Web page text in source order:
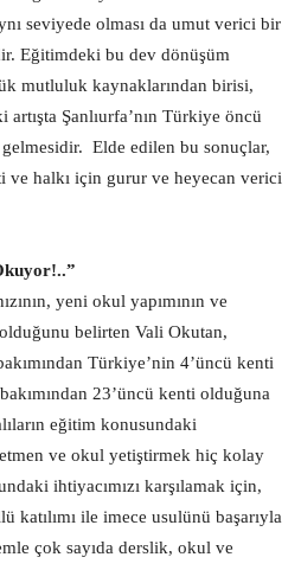
seviyede olması da umut verici bir
Eğitimdeki bu dev dönüşüm
mutluluk kaynaklarından birisi,
artışta Şanlıurfa’nın Türkiye öncü
Elde edilen bu sonuçlar,
ve halkı için gurur ve heyecan verici
yeni okul yapımının ve
olduğunu belirten Vali Okutan,
Türkiye’nin 4’üncü kenti
23’üncü kenti olduğuna
eğitim konusundaki
ve okul yetiştirmek hiç kolay
ihtiyacımızı karşılamak için,
katılımı ile imece usulünü başarıyla
çok sayıda derslik, okul ve